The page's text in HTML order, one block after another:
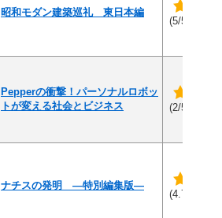
昭和モダン建築巡礼 東日本編
(5/5)
Pepperの衝撃！パーソナルロボッ
トが変える社会とビジネス
(2/5)
ナチスの発明 ―特別編集版―
(4.7/5)